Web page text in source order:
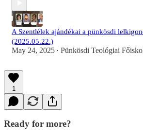
A Szentlélek ajándékai a pünkösdi
(2025.05.22.)
May 24, 2025 • Pünkösdi Teológiai
1
Ready for more?